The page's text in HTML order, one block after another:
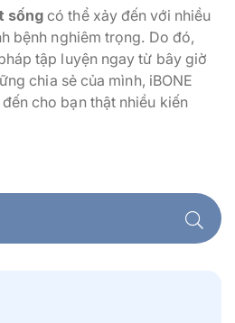
sống có thể xảy đến với nhiều
bệnh nghiêm trọng. Do đó,
tập luyện ngay từ bây giờ
chia sẻ của mình, iBONE
cho bạn thật nhiều kiến